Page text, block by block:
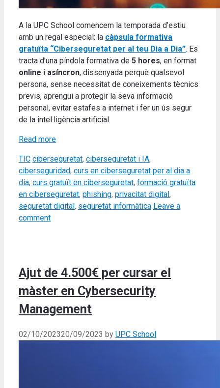
A la UPC School comencem la temporada d’estiu
amb un regal especial: la càpsula formativa
gratuïta “Ciberseguretat per al teu Dia a Dia”. Es
tracta d’una píndola formativa de 5 hores, en format
online i asíncron, dissenyada perquè qualsevol
persona, sense necessitat de coneixements tècnics
previs, aprengui a protegir la seva informació
personal, evitar estafes a internet i fer un ús segur
de la intel·ligència artificial.
Read more
Categories
TIC Tags
ciberseguretat, ciberseguretat i IA,
ciberseguridad, curs en ciberseguretat per al dia a
dia, curs gratuït en ciberseguretat, formació gratuïta
en ciberseguretat, phishing, privacitat digital ,
seguretat digital , seguretat informàtica Leave a
comment
Ajut de 4.500€ per cursar el
màster en Cybersecurity
Management
02/10/202320/09/2023 by UPC School